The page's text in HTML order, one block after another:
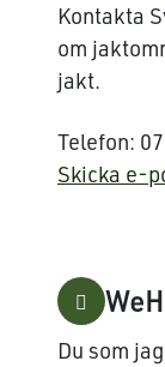
Kontakta
om
jakt.
Telefon:
Skicka e-
Du som